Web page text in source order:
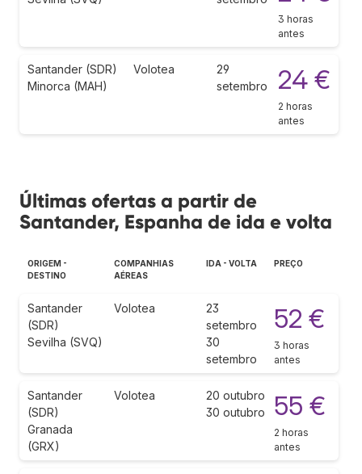
3 horas
antes
Santander (SDR)
Minorca (MAH)
Volotea
29
setembro
24 €
2 horas
antes
Últimas ofertas a partir de
Santander, Espanha de ida e volta
ORIGEM -
DESTINO
COMPANHIAS
AÉREAS
IDA - VOLTA PREÇO
Santander
(SDR)
Sevilha (SVQ)
Volotea
23
setembro
30
setembro
52 €
3 horas
antes
Santander
(SDR)
Granada
(GRX)
Volotea
20 outubro
30 outubro
55 €
2 horas
antes